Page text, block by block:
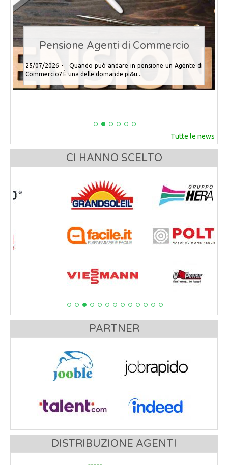
Pensione Agenti di Commercio
25/07/2026 - Quando può andare in pensione un Agente di
Commercio? È una delle domande pi&u...
Tutte le news
CI HANNO SCELTO
PARTNER
DISTRIBUZIONE AGENTI